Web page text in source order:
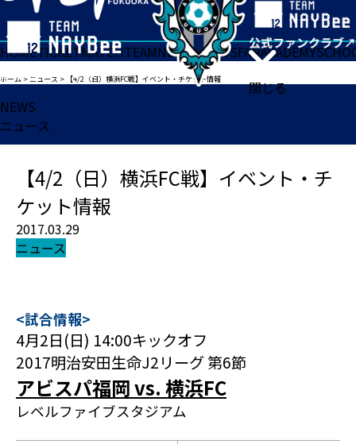
閉じる
HOMETICKETMATCHTEAMNEWSGOODSFANACADEMY
ホーム >ニュース > 【4/2（日）横浜FC戦】イベント・チケット情報
NEWS
ニュース
【4/2（日）横浜FC戦】イベント・チ
ケット情報
2017.03.29
ニュース
<試合情報>
4月2日(日) 14:00キックオフ
2017明治安田生命J2リーグ 第6節
アビスパ福岡 vs. 横浜FC
レベルファイブスタジアム